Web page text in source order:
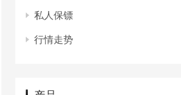
私人保镖
行情走势